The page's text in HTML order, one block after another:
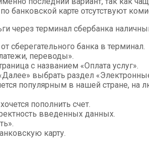
банковской карте отсутствуют
через терминал сбербанка
сберегательного банка в терминал.
переводы».
с названием «Оплата услуг».
выбрать раздел
популярным в нашей стране, на
пополнить счет.
введенных данных.
карту.